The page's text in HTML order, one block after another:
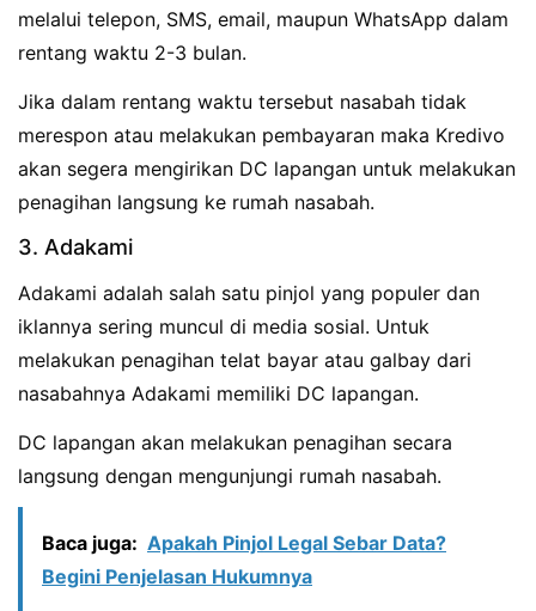
melalui telepon, SMS, email, maupun WhatsApp dalam
rentang waktu 2-3 bulan.
Jika dalam rentang waktu tersebut nasabah tidak
merespon atau melakukan pembayaran maka Kredivo
akan segera mengirikan DC lapangan untuk melakukan
penagihan langsung ke rumah nasabah.
3. Adakami
Adakami adalah salah satu pinjol yang populer dan
iklannya sering muncul di media sosial. Untuk
melakukan penagihan telat bayar atau galbay dari
nasabahnya Adakami memiliki DC lapangan.
DC lapangan akan melakukan penagihan secara
langsung dengan mengunjungi rumah nasabah.
Baca juga: Apakah Pinjol Legal Sebar Data?
Begini Penjelasan Hukumnya